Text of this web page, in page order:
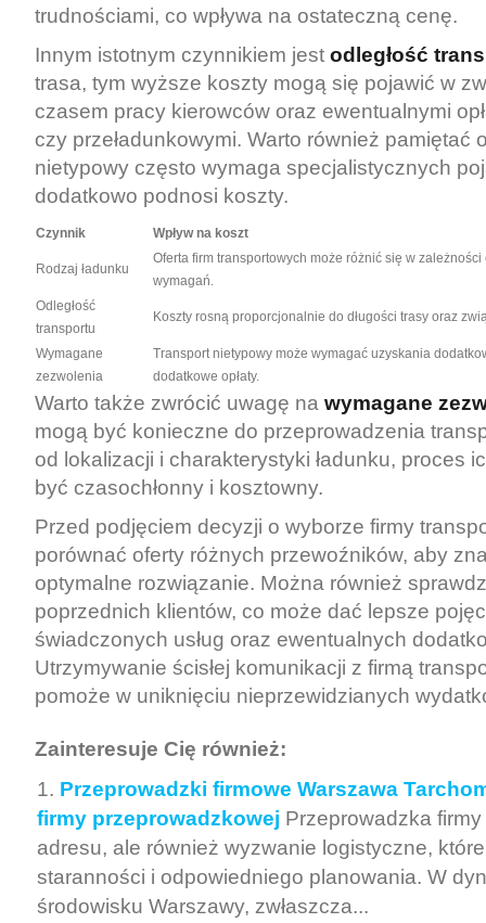
trudnościami, co wpływa na ostateczną cenę.
Innym istotnym czynnikiem jest odległość
trasa, tym wyższe koszty mogą się pojawić w
czasem pracy kierowców oraz ewentualnymi
czy przeładunkowymi. Warto również pamiętać
nietypowy często wymaga specjalistycznych
dodatkowo podnosi koszty.
Czynnik Wpływ na koszt
Rodzaj ładunku
Oferta firm transportowych może różnić się w zależności
wymagań.
Odległość
transportu
Koszty rosną proporcjonalnie do długości trasy oraz
Wymagane
zezwolenia
Transport nietypowy może wymagać uzyskania
dodatkowe opłaty.
Warto także zwrócić uwagę na wymagane
mogą być konieczne do przeprowadzenia
od lokalizacji i charakterystyki ładunku, proces
być czasochłonny i kosztowny.
Przed podjęciem decyzji o wyborze firmy
porównać oferty różnych przewoźników, aby
optymalne rozwiązanie. Można również
poprzednich klientów, co może dać lepsze
świadczonych usług oraz ewentualnych
Utrzymywanie ścisłej komunikacji z firmą
pomoże w uniknięciu nieprzewidzianych
Zainteresuje Cię również:
Przeprowadzki firmowe Warszawa
firmy przeprowadzkowej Przeprowadzka
adresu, ale również wyzwanie logistyczne,
staranności i odpowiedniego planowania. W
środowisku Warszawy, zwłaszcza...